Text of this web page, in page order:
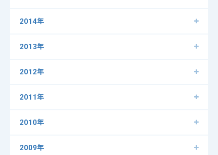
2014年
2013年
2012年
2011年
2010年
2009年